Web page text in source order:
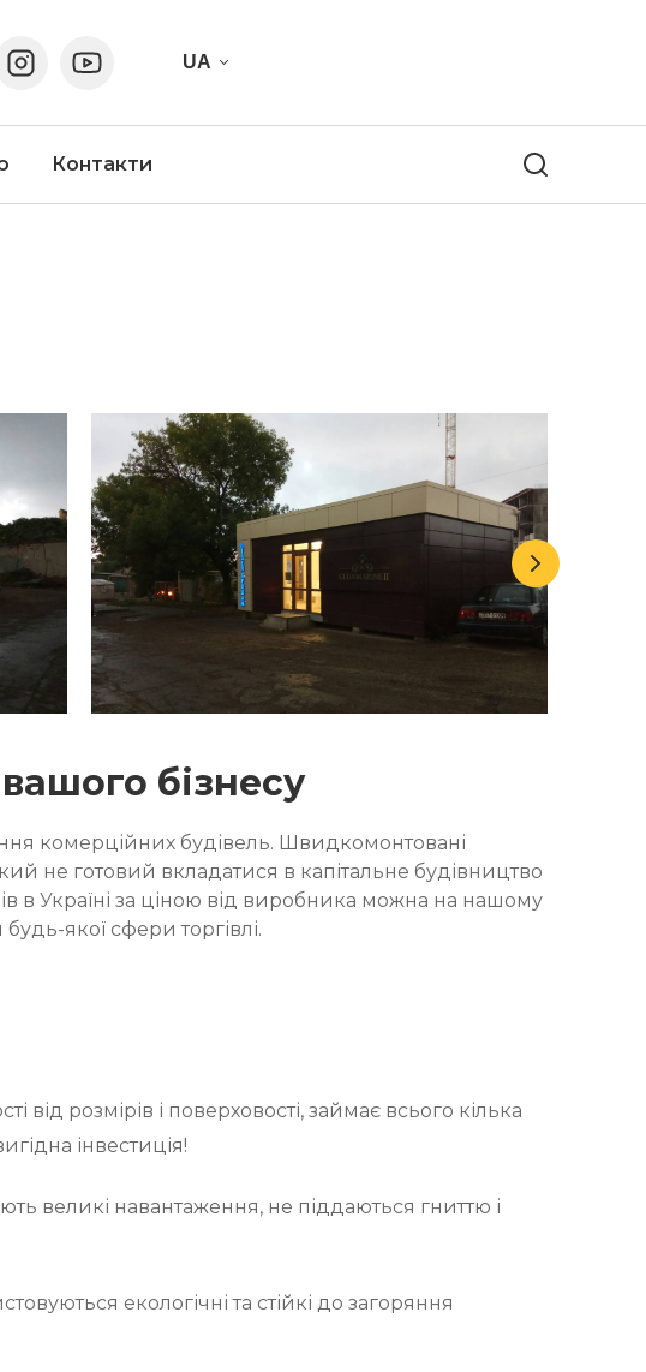
UA
Контакти
бізнесу
комерційних будівель. Швидкомонтовані
не готовий вкладатися в капітальне будівництво
в Україні за ціною від виробника можна на нашому
якої сфери торгівлі.
розмірів і поверховості, займає всього кілька
інвестиція!
великі навантаження, не піддаються гниттю і
екологічні та стійкі до загоряння